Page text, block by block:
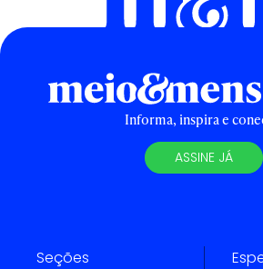
Informa, inspira e
ASSINE JÁ
Seções